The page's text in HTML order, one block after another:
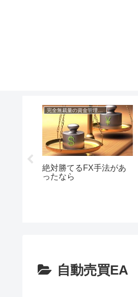
絶対勝てるFX手法があ
ったなら
自動売買EA